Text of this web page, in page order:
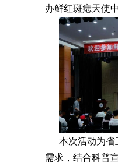
办鲜红斑痣天使
本次活动为省
需求，结合科普